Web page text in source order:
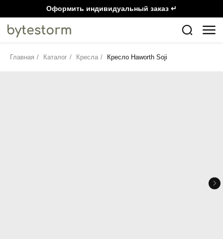
Оформить индивидуальный заказ ↵
Главная / Каталог / Кресла / Кресло Haworth Soji